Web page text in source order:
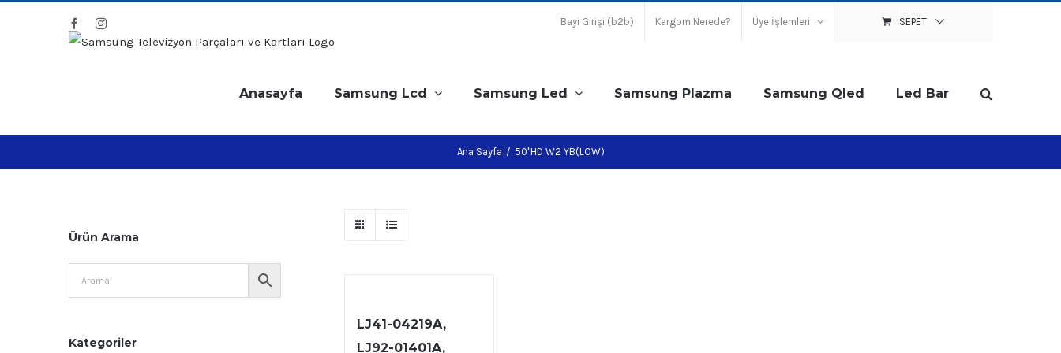
FacebookInstagram Bayi Girişi (b2b) Kargom Nerede? Üye İşlemleri SEPET
Anasayfa Samsung Lcd Samsung Led Samsung Plazma Samsung Qled Led Bar
Ana Sayfa / 50''HD W2 YB(LOW)
LJ41-04219A,
LJ92-01401A,
Ürün Arama
Kategoriler